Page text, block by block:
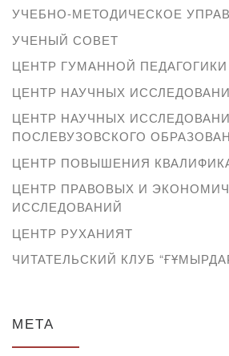
УЧЕБНО-МЕТОДИЧЕСКОЕ
УЧЕНЫЙ СОВЕТ
ЦЕНТР ГУМАННОЙ ПЕДАГОГИКИ
ЦЕНТР НАУЧНЫХ
ЦЕНТР НАУЧНЫХ
ПОСЛЕВУЗОВСКОГО
ЦЕНТР ПОВЫШЕНИЯ
ЦЕНТР ПРАВОВЫХ И
ИССЛЕДОВАНИЙ
ЦЕНТР РУХАНИЯТ
ЧИТАТЕЛЬСКИЙ КЛУБ
МЕТА